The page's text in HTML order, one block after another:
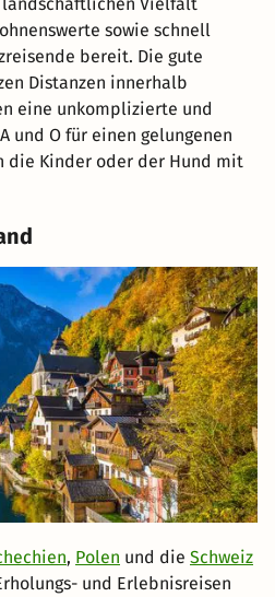
Vielfalt
sowie schnell
bereit. Die gute
Distanzen innerhalb
eine unkomplizierte und
und O für einen gelungenen
die Kinder oder der Hund mit
, Polen und die Schweiz
und Erlebnisreisen